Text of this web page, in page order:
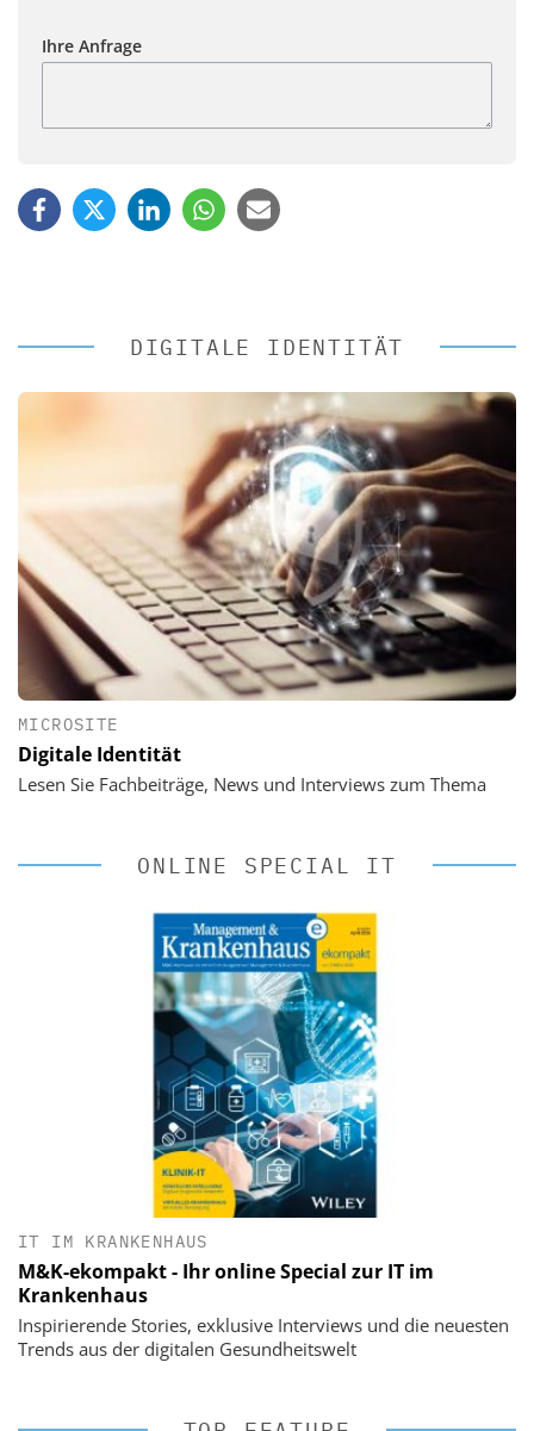
Ihre Anfrage
DIGITALE IDENTITÄT
MICROSITE
Digitale Identität
Lesen Sie Fachbeiträge, News und Interviews zum Thema
ONLINE SPECIAL IT
IT IM KRANKENHAUS
M&K-ekompakt - Ihr online Special zur IT im
Krankenhaus
Inspirierende Stories, exklusive Interviews und die neuesten
Trends aus der digitalen Gesundheitswelt